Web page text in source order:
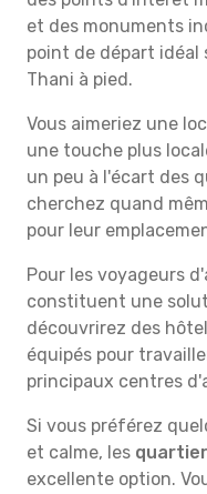
et des monuments
point de départ idéal
Thani à pied.
Vous aimeriez une
une touche plus
un peu à l'écart des
cherchez quand
pour leur
Pour les voyageurs
constituent une
découvrirez des
équipés pour
principaux centres
Si vous préférez
et calme, les
excellente option.